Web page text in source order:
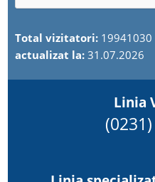
Total vizitatori: 19941030
actualizat la:31.07.2026
Linia